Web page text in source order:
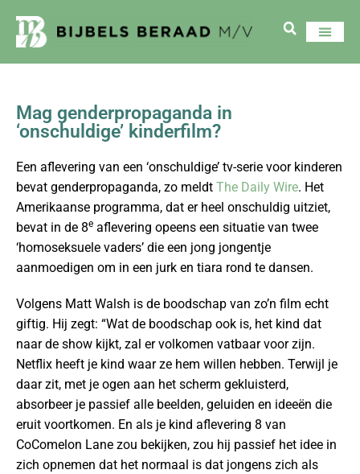
Mag genderpropaganda in
‘onschuldige’ kinderfilm?
Een aflevering van een ‘onschuldige’ tv-serie voor kinderen
bevat genderpropaganda, zo meldt The Daily Wire. Het
Amerikaanse programma, dat er heel onschuldig uitziet,
bevat in de 8e aflevering opeens een situatie van twee
‘homoseksuele vaders’ die een jong jongentje
aanmoedigen om in een jurk en tiara rond te dansen.
Volgens Matt Walsh is de boodschap van zo’n film echt
giftig. Hij zegt: “Wat de boodschap ook is, het kind dat
naar de show kijkt, zal er volkomen vatbaar voor zijn.
Netflix heeft je kind waar ze hem willen hebben. Terwijl je
daar zit, met je ogen aan het scherm gekluisterd,
absorbeer je passief alle beelden, geluiden en ideeën die
eruit voortkomen. En als je kind aflevering 8 van
CoComelon Lane zou bekijken, zou hij passief het idee in
zich opnemen dat het normaal is dat jongens zich als